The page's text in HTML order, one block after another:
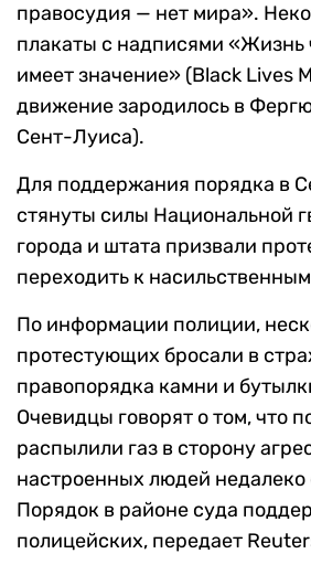
правосудия — нет мира».
плакаты с надписями «Жизнь
имеет значение» (Black Lives
движение зародилось в
Сент-Луиса).
Для поддержания порядка в
стянуты силы Национальной
города и штата призвали
переходить к
По информации полиции,
протестующих бросали в
правопорядка камни и
Очевидцы говорят о том, что
распылили газ в сторону
настроенных людей недалеко
Порядок в районе суда
полицейских, передает